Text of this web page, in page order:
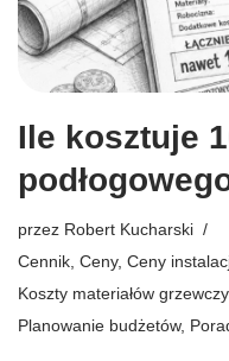
Ile kosztuje
przez Robert Kucharski
Cennik, Ceny, Ceny
Koszty materiałów
Planowanie budżetów,